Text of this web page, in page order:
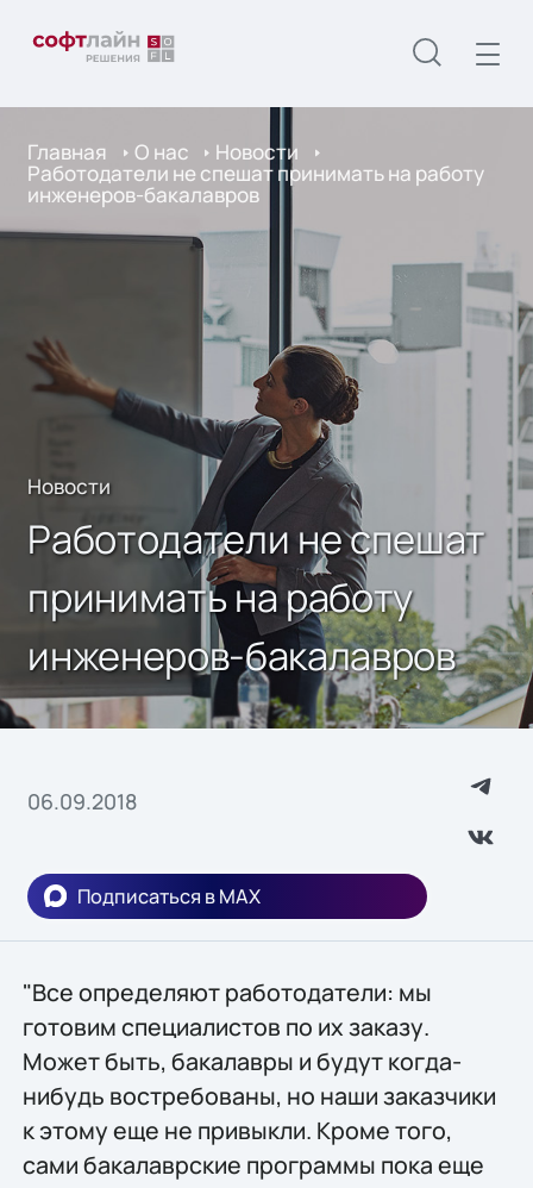
Главная О нас Новости
Работодатели не спешат принимать на работу
инженеров-бакалавров
Новости
Работодатели не спешат
принимать на работу
инженеров-бакалавров
06.09.2018
Подписаться в MAX
"Все определяют работодатели: мы
готовим специалистов по их заказу.
Может быть, бакалавры и будут когда-
нибудь востребованы, но наши заказчики
к этому еще не привыкли. Кроме того,
сами бакалаврские программы пока еще